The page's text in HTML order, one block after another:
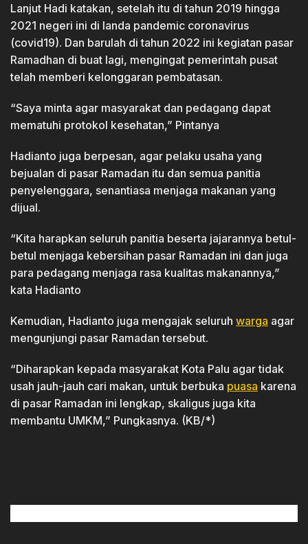
Lanjut Hadi katakan, setelah itu di tahun 2019 hingga
2021 negeri ini di landa pandemic coronavirus
(covid19). Dan barulah di tahun 2022 ini kegiatan pasar
Ramadhan di buat lagi, mengingat pemerintah pusat
telah memberi kelonggaran pembatasan.
“Saya minta agar masyarakat dan pedagang dapat
mematuhi protokol kesehatan,” Pintanya
Hadianto juga berpesan, agar pelaku usaha yang
bejualan di pasar Ramadan itu dan semua panitia
penyelenggara, senantiasa menjaga makanan yang
dijual.
“Kita harapkan seluruh panitia beserta jajarannya betul-
betul menjaga kebersihan pasar Ramadan ini dan juga
para pedagang menjaga rasa kualitas makanannya,”
kata Hadianto
Kemudian, Hadianto juga mengajak seluruh warga agar
mengunjungi pasar Ramadan tersebut.
“Diharapkan kepada masyarakat Kota Palu agar tidak
usah jauh-jauh cari makan, untuk berbuka puasa karena
di pasar Ramadan ini lengkap, skaligus juga kita
membantu UMKM,” Pungkasnya. (KB/*)